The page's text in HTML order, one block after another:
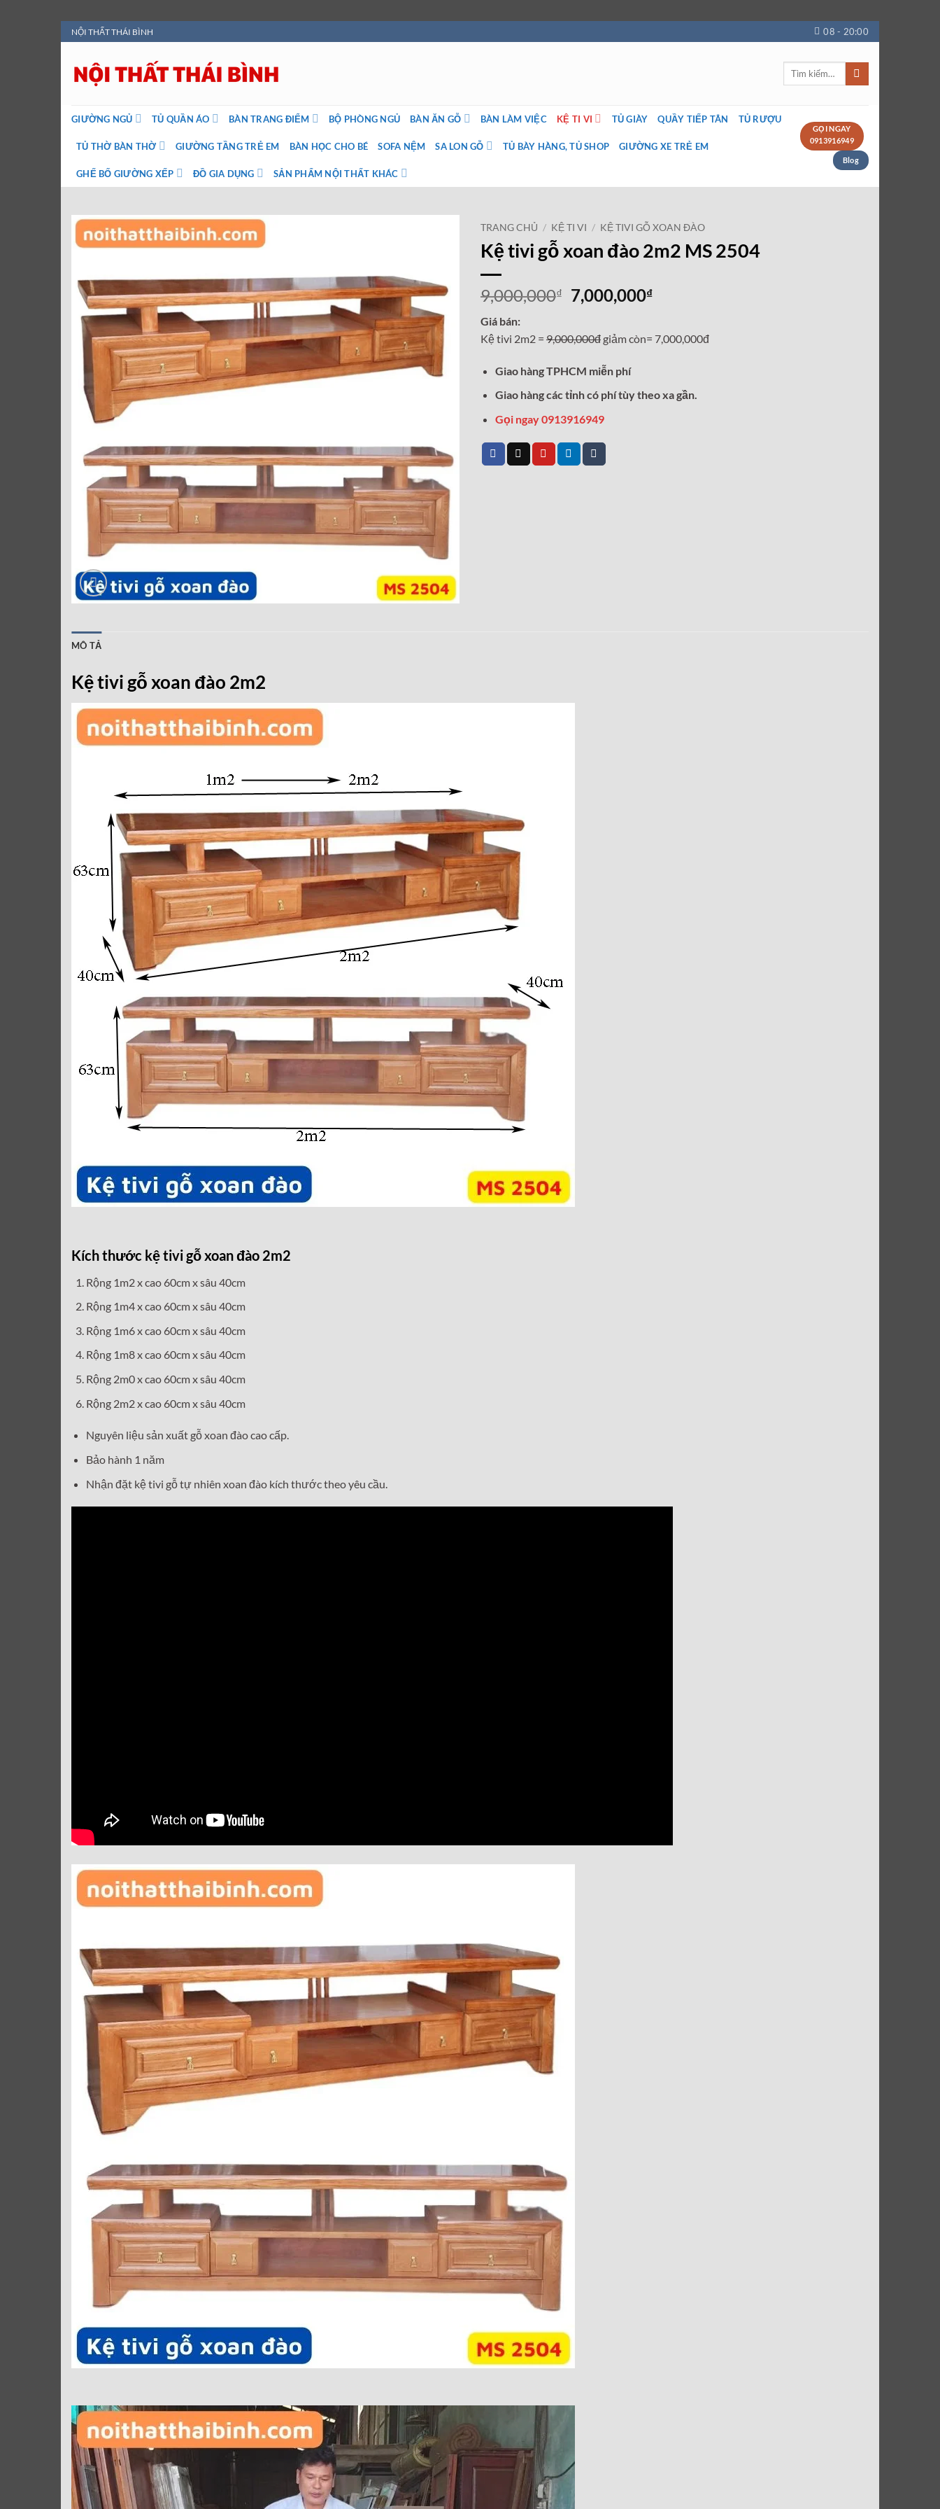
Bỏ
qua
nội
dung
NỘI THẤT THÁI BÌNH 08 - 20:00
Tìm
GIƯỜNG NGỦ TỦ QUẦN ÁO BÀN TRANG ĐIỂM BỘ PHÒNG NGỦ BÀN ĂN GỖ BÀN LÀM VIỆC KỆ TI VI TỦ GIÀY QUẦY TIẾP TÂN TỦ RƯỢU
TỦ THỜ BÀN THỜ GIƯỜNG TẦNG TRẺ EM BÀN HỌC CHO BÉ SOFA NỆM SA LON GỖ TỦ BÀY HÀNG, TỦ SHOP GIƯỜNG XE TRẺ EM
GHẾ BỐ GIƯỜNG XẾP ĐỒ GIA DỤNG SẢN PHẨM NỘI THẤT KHÁC
GỌI NGAY
0913916949
Blog
TRANG CHỦ / KỆ TI VI / KỆ TIVI GỖ XOAN ĐÀO
Kệ tivi gỗ xoan đào 2m2 MS 2504
9,000,000₫
Giá
gốc
9,000,000₫.
7,000,000₫Giá
là:
Giá bán:
Kệ tivi 2m2 = 9,000,000đ giảm còn= 7,000,000đ
Giao hàng TPHCM miễn phí
Giao hàng các tỉnh có phí tùy theo xa gần.
Gọi ngay 0913916949
MÔ TẢ
Kệ tivi gỗ xoan đào 2m2
Kích thước kệ tivi gỗ xoan đào 2m2
Rộng 1m2 x cao 60cm x sâu 40cm
Rộng 1m4 x cao 60cm x sâu 40cm
Rộng 1m6 x cao 60cm x sâu 40cm
Rộng 1m8 x cao 60cm x sâu 40cm
Rộng 2m0 x cao 60cm x sâu 40cm
Rộng 2m2 x cao 60cm x sâu 40cm
Nguyên liệu sản xuất gỗ xoan đào cao cấp.
Bảo hành 1 năm
Nhận đặt kệ tivi gỗ tự nhiên xoan đào kích thước theo yêu cầu.